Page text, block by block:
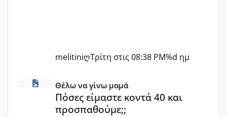
melitiniღΤρίτη στις 08:38 PM%d ημ
Πόσες είμαστε κοντά 40 και προσπαθούμε;;
Θέλω να γίνω μαμά
Πόσες είμαστε κοντά 40 και
προσπαθούμε;;